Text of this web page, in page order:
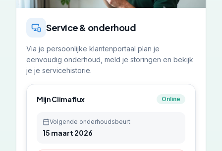
Service & onderhoud
Via je persoonlijke klantenportaal plan je
eenvoudig onderhoud, meld je storingen en bekijk
je je servicehistorie.
Mijn Climaflux Online
Volgende onderhoudsbeurt
15 maart 2026